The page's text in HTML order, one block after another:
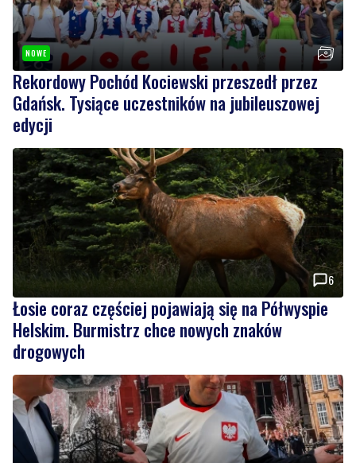
Rekordowy Pochód Kociewski przeszedł przez
Gdańsk. Tysiące uczestników na jubileuszowej
edycji
6
Łosie coraz częściej pojawiają się na Półwyspie
Helskim. Burmistrz chce nowych znaków
drogowych
11